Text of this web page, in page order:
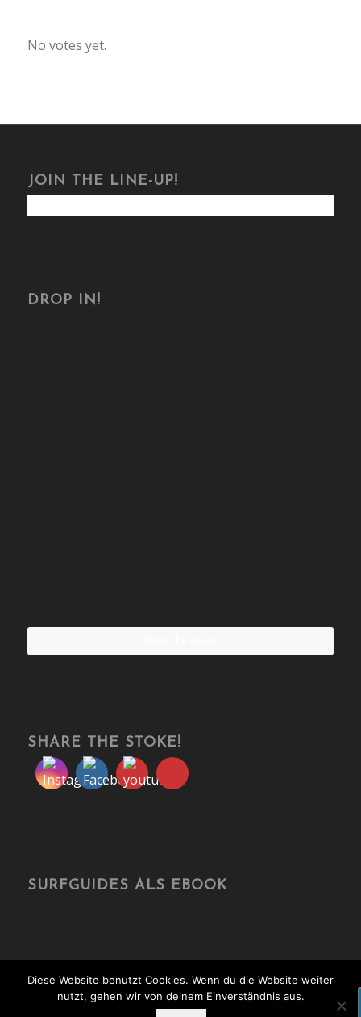
No votes yet.
JOIN THE LINE-UP!
DROP IN!
SHARE THE STOKE!
SURFGUIDES ALS EBOOK
© Copyright - travelonboards.de
Diese Website benutzt Cookies. Wenn du die Website weiter
nutzt, gehen wir von deinem Einverständnis aus.